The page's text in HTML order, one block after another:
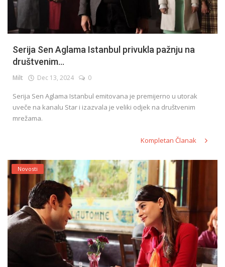
Serija Sen Aglama Istanbul privukla pažnju na
društvenim...
Milt Dec 13, 2024 0
Serija Sen Aglama Istanbul emitovana je premijerno u utorak
uveče na kanalu Star i izazvala je veliki odjek na društvenim
mrežama.
Kompletan Članak
Novosti